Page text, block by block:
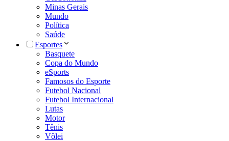
Minas Gerais
Mundo
Política
Saúde
Esportes
Basquete
Copa do Mundo
eSports
Famosos do Esporte
Futebol Nacional
Futebol Internacional
Lutas
Motor
Tênis
Vôlei